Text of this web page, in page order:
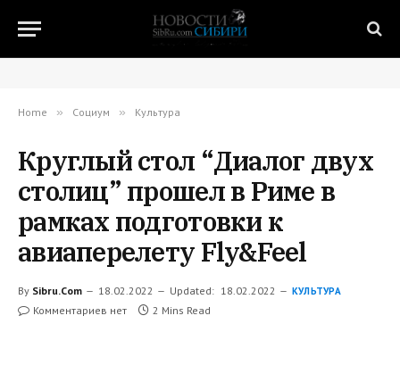
Home » Социум » Культура
Круглый стол “Диалог двух
столиц” прошел в Риме в
рамках подготовки к
авиаперелету Fly&Feel
By Sibru.Com 18.02.2022 Updated: 18.02.2022 КУЛЬТУРА
Комментариев нет 2 Mins Read